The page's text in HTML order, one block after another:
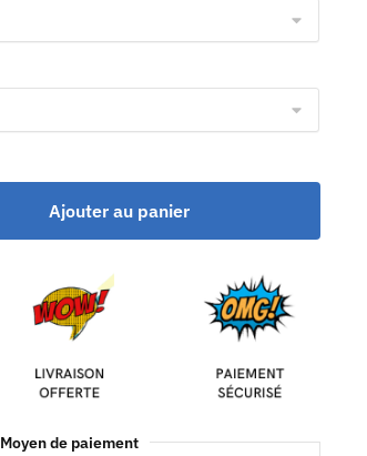
Ajouter au panier
Moyen de paiement